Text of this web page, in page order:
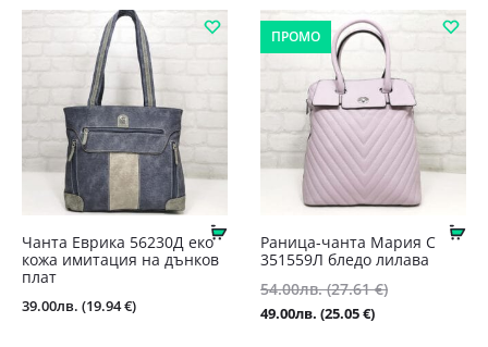
Купи
Чанта Еврика 56230Д еко
кожа имитация на дънков
плат
39.00лв. (19.94 €)
ПРОМО
Раница-чанта Мария С
351559Л бледо лилава
54.00лв. (27.61 €)Original
49.00лв. (25.05 €)Текущата